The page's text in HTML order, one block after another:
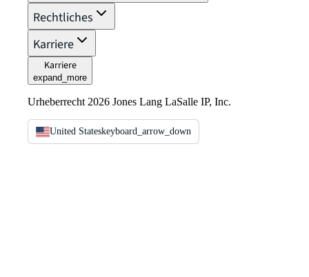
Rechtliches
Karriere
Karriere
expand_more
Urheberrecht 2026 Jones Lang LaSalle IP, Inc.
United Stateskeyboard_arrow_down